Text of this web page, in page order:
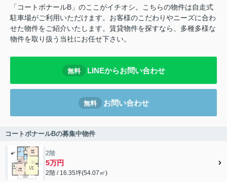
「コートボナールB」のここがイチオシ。こちらの物件は自走式
駐車場がご利用いただけます。お客様のこだわりやニーズに合わ
せた物件をご紹介いたします。賃貸物件を探すなら、多種多様な
物件を取り扱う当社にお任せ下さい。
無料 LINEからお問い合わせ
無料 お問い合わせ
コートボナールBの募集中物件
2階
5万円
2階 / 16.35坪(54.07㎡)